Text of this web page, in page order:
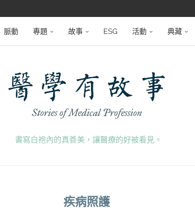
脈動 專題 故事 ESG 活動 典藏
書寫白袍內的真善美，讓醫療的好被看見。
疾病照護